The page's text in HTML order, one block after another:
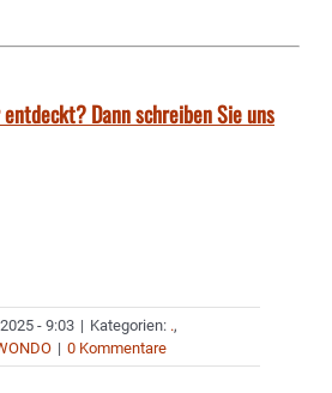
Dann schreiben Sie uns
- 9:03 | Kategorien: .,
| 0 Kommentare